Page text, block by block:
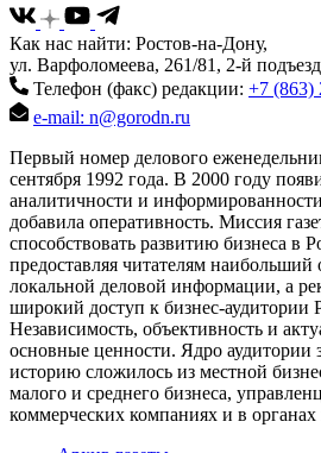
Как нас найти: Ростов-на-Дону,
ул. Варфоломеева, 261/81, 2-й
Телефон (факс) редакции: +7 (863)
e-mail: n@gorodn.ru
Первый номер делового
сентября 1992 года. В 2000 году
аналитичности и
добавила оперативность. Миссия
способствовать развитию бизнеса в
предоставляя читателям наибольший
локальной деловой информации, а
широкий доступ к бизнес-аудитории
Независимость, объективность и
основные ценности. Ядро аудитории
историю сложилось из местной
малого и среднего бизнеса,
коммерческих компаниях и в органах